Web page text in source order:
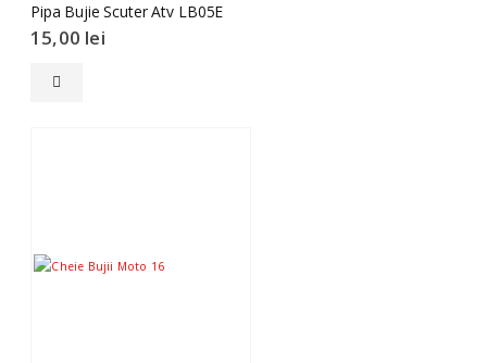
Pipa Bujie Scuter Atv LB05E
15,00 lei